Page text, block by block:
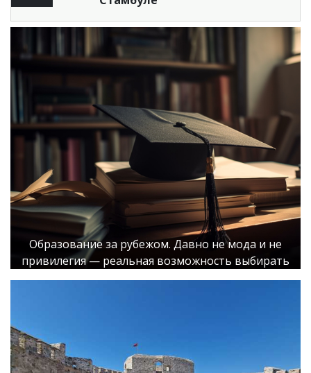
Образование за рубежом. Давно не мода и не
привилегия — реальная возможность выбирать